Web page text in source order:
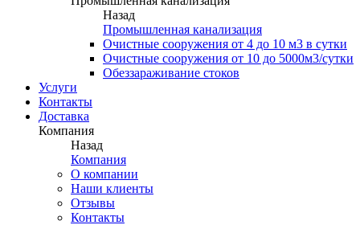
Назад
Промышленная канализация
Очистные сооружения от 4 до 10 м3 в сутки
Очистные сооружения от 10 до 5000м3/сутки
Обеззараживание стоков
Услуги
Контакты
Доставка
Компания
Назад
Компания
О компании
Наши клиенты
Отзывы
Контакты